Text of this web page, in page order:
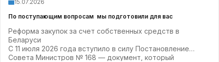
15.07.2026
По поступающим вопросам мы подготовили для вас
Реформа закупок за счет собственных средств в
Беларуси
С 11 июля 2026 года вступило в силу Постановление
Совета Министров № 168 — документ, который